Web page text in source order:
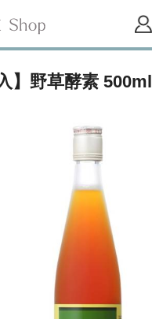
】野草酵素 500ml